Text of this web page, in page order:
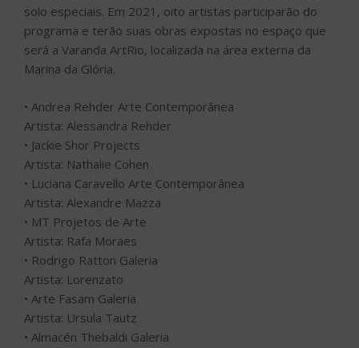
Artista: Alexandre Mazza
• MT Projetos de Arte
Artista: Rafa Moraes
• Rodrigo Ratton Galeria
• Arte Fasam Galeria
Artista: Ursula Tautz
• Almacén Thebaldi Galeria
Artista: Evandro Soares
• Almacén Thebaldi Galeria
Artista: Osvaldo Gaia
MIRA
Menino com brinco de cereja artista: Camila Alvite Bianca Boeckel
Galeria
Em 2021 a ArtRio realiza a 5ª edição do programa MIRA,